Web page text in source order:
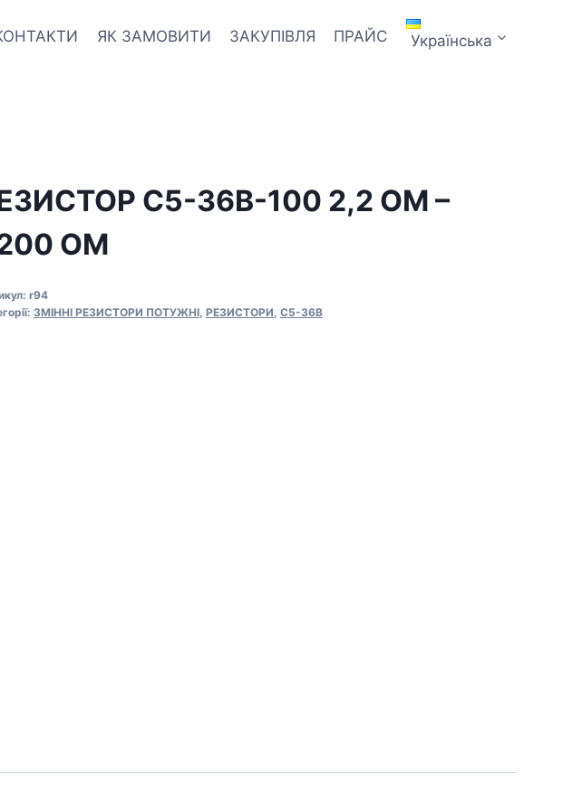
ЯК ЗАМОВИТИ ЗАКУПІВЛЯ ПРАЙС Українська
C5-36В-100 2,2 ОМ –
ОМ
r94
ЗМІННІ РЕЗИСТОРИ ПОТУЖНІ, РЕЗИСТОРИ С5-36В